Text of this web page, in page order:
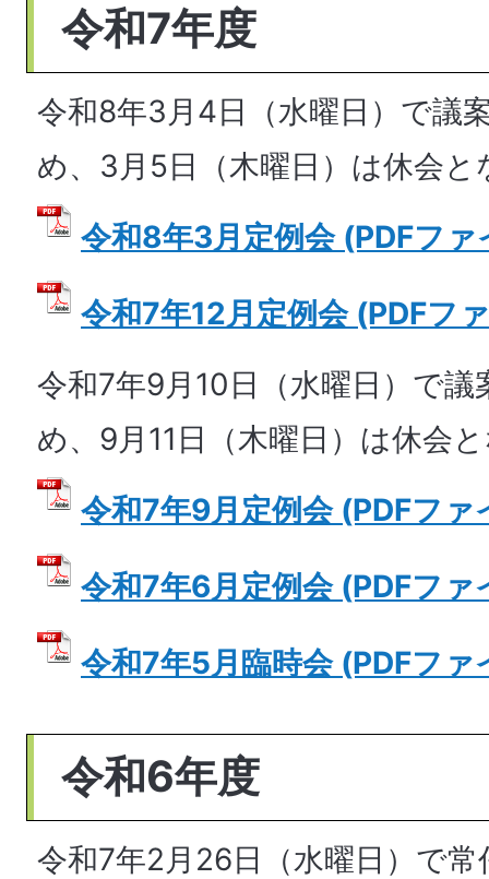
令和7年度
令和8年3月4日（水曜日）で議
め、3月5日（木曜日）は休会と
令和8年3月定例会 (PDFフ
令和7年12月定例会 (PDFフ
令和7年9月10日（水曜日）で
め、9月11日（木曜日）は休会
令和7年9月定例会 (PDFフ
令和7年6月定例会 (PDFフ
令和7年5月臨時会 (PDFフ
令和6年度
令和7年2月26日（水曜日）で